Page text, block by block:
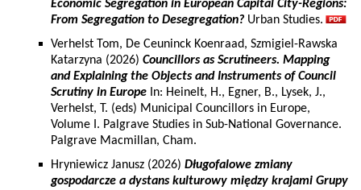
Economic Segregation in European Capital City-Regions:
From Segregation to Desegregation? Urban Studies.
Verhelst Tom, De Ceuninck Koenraad, Szmigiel-Rawska
Katarzyna (2026) Councillors as Scrutineers. Mapping
and Explaining the Objects and Instruments of Council
Scrutiny in Europe In: Heinelt, H., Egner, B., Lysek, J.,
Verhelst, T. (eds) Municipal Councillors in Europe,
Volume I. Palgrave Studies in Sub-National Governance.
Palgrave Macmillan, Cham.
Hryniewicz Janusz (2026) Długofalowe zmiany
gospodarcze a dystans kulturowy między krajami Grupy